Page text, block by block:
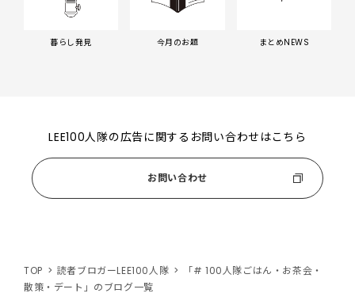
暮らし発見 今月のお題 まとめNEWS
LEE100人隊の広告に関するお問い合わせはこちら
お問い合わせ
TOP 読者ブロガーLEE100人隊
「# 100人隊ごはん・お茶会・
散策・デート」のブログ一覧